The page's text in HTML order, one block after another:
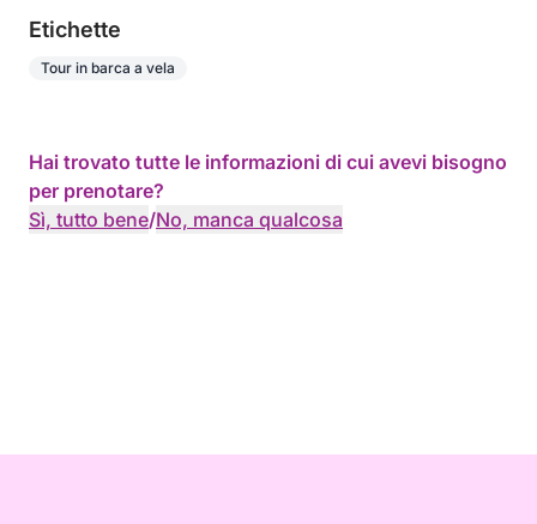
Etichette
Tour in barca a vela
Hai trovato tutte le informazioni di cui avevi bisogno
per prenotare?
Sì, tutto bene/No, manca qualcosa